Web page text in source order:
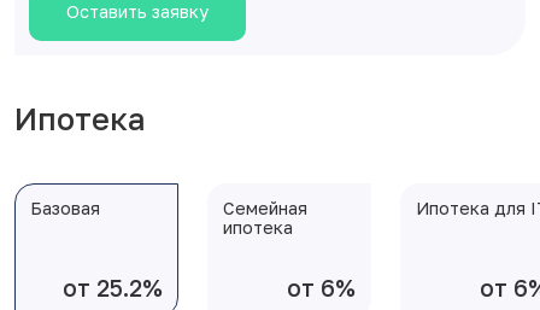
Оставить заявку
Ипотека
Базовая
от 25.2%
Семейная
ипотека
от 6%
Ипотека для
от